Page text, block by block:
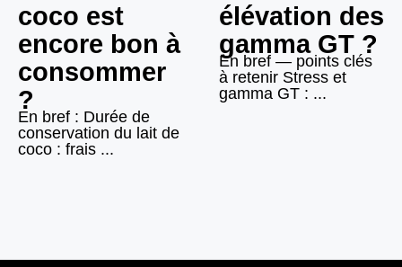
coco est
encore bon à
consommer
?
En bref : Durée de
conservation du lait de
coco : frais ...
élévation des
gamma GT ?
En bref — points clés
à retenir Stress et
gamma GT : ...